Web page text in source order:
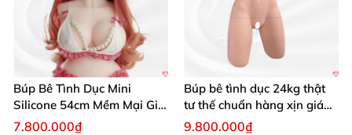
Búp Bê Tình Dục Mini
Silicone 54cm Mềm Mại Giá
Tốt Tặng Quà
7.800.000₫
Búp bê tình dục 24kg thật
tư thế chuẩn hàng xịn giá
tốt
9.800.000₫